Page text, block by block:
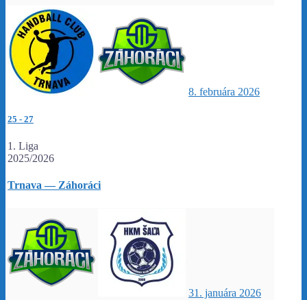
8. februára 2026
25 - 27
1. Liga
2025/2026
Trnava — Záhoráci
31. januára 2026